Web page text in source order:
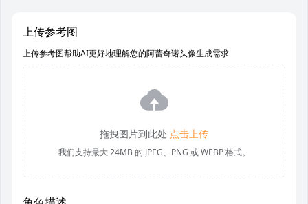
上传参考图
上传参考图帮助AI更好地理解您的阿蕾奇诺头像生成需求
拖拽图片到此处 点击上传
我们支持最大 24MB 的 JPEG、PNG 或 WEBP 格式。